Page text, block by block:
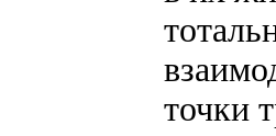
точки